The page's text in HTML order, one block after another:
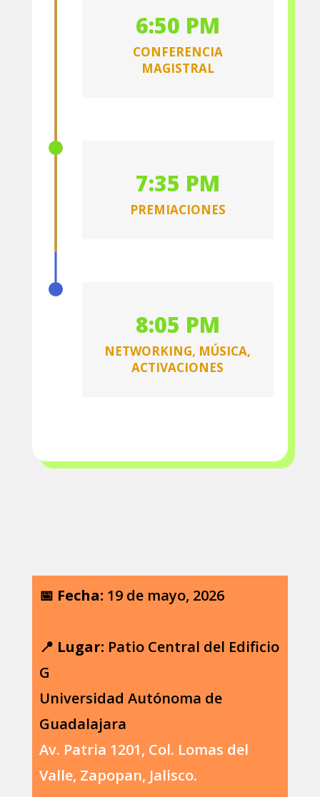
6:50 PM
CONFERENCIA
MAGISTRAL
7:35 PM
PREMIACIONES
8:05 PM
NETWORKING, MÚSICA,
ACTIVACIONES
📅 Fecha: 19 de mayo, 2026
📍 Lugar: Patio Central del Edificio
G
Universidad Autónoma de
Guadalajara
Av. Patria 1201, Col. Lomas del
Valle, Zapopan, Jalisco.